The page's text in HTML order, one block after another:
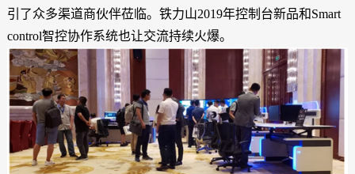
引了众多渠道商伙伴莅临。铁力山2019年控制台新品和Smart
control智控协作系统也让交流持续火爆。